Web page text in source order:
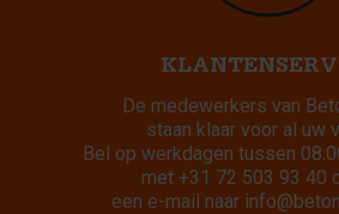
De medewerkers van
staan klaar voor al uw
Bel op werkdagen tussen
met +31 72 503 93 40
een e-mail naar